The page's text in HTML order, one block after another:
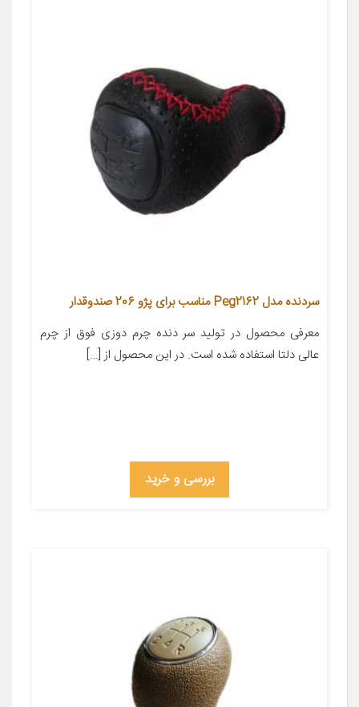
سردنده مدل Peg2162 مناسب برای پژو 206 صندوقدار
معرفی محصول در تولید سر دنده چرم دوزی فوق از چرم
عالی دلتا استفاده شده است. در این محصول از […]
بررسی و خرید